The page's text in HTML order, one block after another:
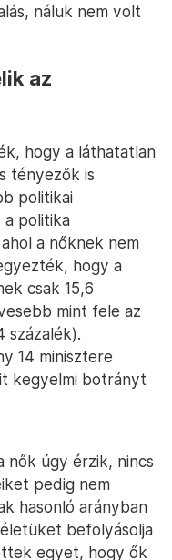
náluk nem volt
az
hogy a láthatatlan
tényezők is
politikai
a politika
a nőknek nem
hogy a
csak 15,6
mint fele az
százalék).
14 minisztere
kegyelmi botrányt
nők úgy érzik, nincs
pedig nem
hasonló arányban
befolyásolja
egyet, hogy ők